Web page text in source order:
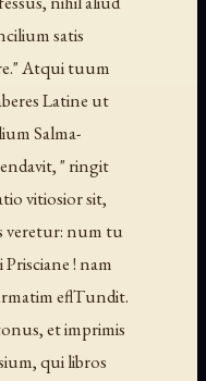
satis
Atqui tuum
Latine ut
Salma-
" ringit
vitiosior sit,
veretur: num tu
! nam
eflTundit.
et imprimis
qui libros